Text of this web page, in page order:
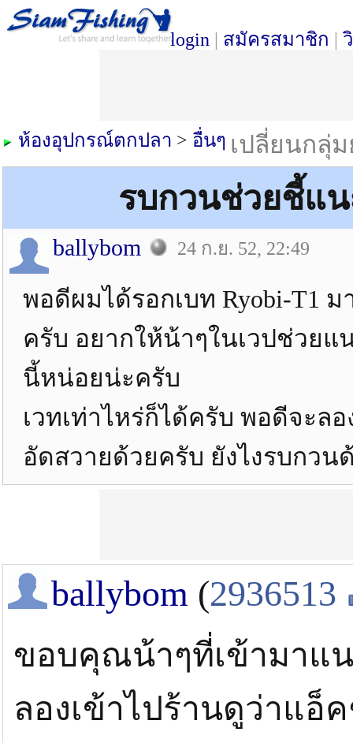
login | สมัครสมาชิก |
เปลี่ยนกลุ่
ห้องอุปกรณ์ตกปลา > อื่นๆ
รบกวนช่วยชี้แ
ballybom 24 ก.ย. 52, 22:49
พอดีผมได้รอกเบท Ryobi-T1
ครับ อยากให้น้าๆในเวปช่วยแ
นี้หน่อยน่ะครับ
เวทเท่าไหร่ก็ได้ครับ พอดีจะล
อัดสวายด้วยครับ ยังไงรบกวน
ballybom (2936513
ขอบคุณน้าๆที่เข้ามาแ
ลองเข้าไปร้านดูว่าแ